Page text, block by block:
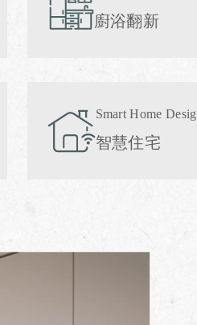
廚浴翻新
Smart Home
智慧住宅